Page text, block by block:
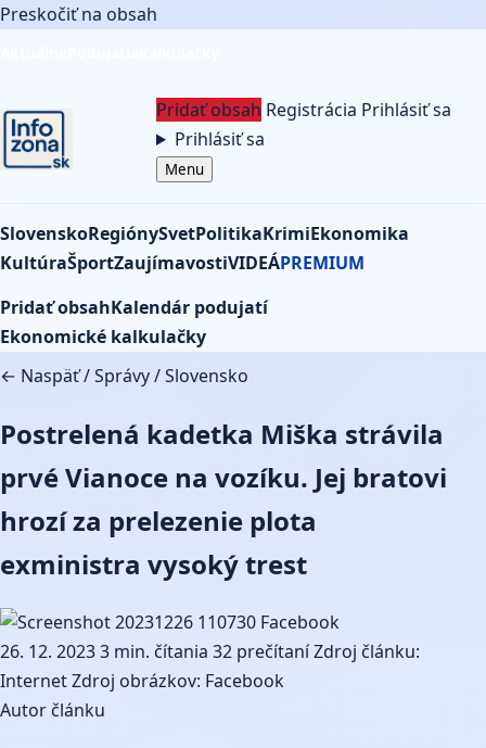
Preskočiť na obsah
Pridať obsah Registrácia Prihlásiť sa
Prihlásiť sa
Menu
SlovenskoRegiónySvetPolitikaKrimiEkonomika
KultúraŠportZaujímavostiVIDEÁPREMIUM
Pridať obsahKalendár podujatí
Ekonomické kalkulačky
← Naspäť/Správy/Slovensko
Postrelená kadetka Miška strávila
prvé Vianoce na vozíku. Jej bratovi
hrozí za prelezenie plota
exministra vysoký trest
26. 12. 20233 min. čítania 32 prečítaníZdroj článku:
InternetZdroj obrázkov: Facebook
Autor článku